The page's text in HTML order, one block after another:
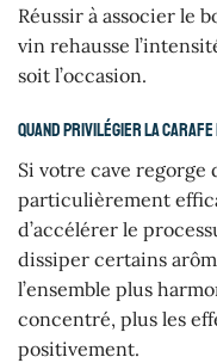
Réussir à associer le
vin rehausse
soit l’occasion.
Quand privilégier la carafe
Si votre cave regorge
particulièrement
d’accélérer le
dissiper certains
l’ensemble plus
concentré, plus les
positivement.